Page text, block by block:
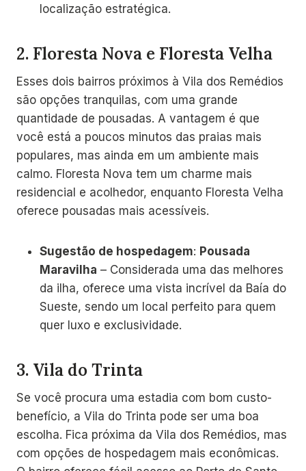
localização estratégica.
2. Floresta Nova e Floresta Velha
Esses dois bairros próximos à Vila dos Remédios
são opções tranquilas, com uma grande
quantidade de pousadas. A vantagem é que
você está a poucos minutos das praias mais
populares, mas ainda em um ambiente mais
calmo. Floresta Nova tem um charme mais
residencial e acolhedor, enquanto Floresta Velha
oferece pousadas mais acessíveis.
Sugestão de hospedagem: Pousada
Maravilha – Considerada uma das melhores
da ilha, oferece uma vista incrível da Baía do
Sueste, sendo um local perfeito para quem
quer luxo e exclusividade.
3. Vila do Trinta
Se você procura uma estadia com bom custo-
benefício, a Vila do Trinta pode ser uma boa
escolha. Fica próxima da Vila dos Remédios, mas
com opções de hospedagem mais econômicas.